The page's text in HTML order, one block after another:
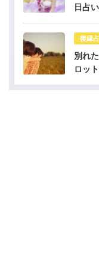
日占い
復縁
別れ
ロッ